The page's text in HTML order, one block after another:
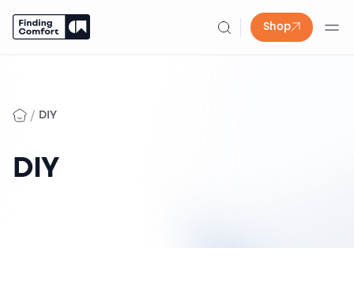
Shop
/ DIY
DIY